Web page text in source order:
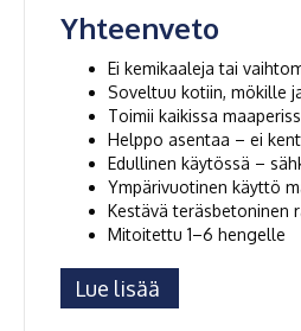
Yhteenveto
Ei kemikaaleja tai
Soveltuu kotiin, mökille
Toimii kaikissa
Helppo asentaa – ei
Edullinen käytössä –
Ympärivuotinen käyttö
Kestävä teräsbetoninen
Mitoitettu 1–6 hengelle
Lue lisää